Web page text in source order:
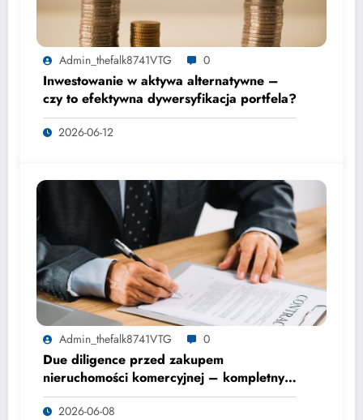
Admin_thefalk8741VTG 0
Inwestowanie w aktywa alternatywne –
czy to efektywna dywersyfikacja portfela?
2026-06-12
Admin_thefalk8741VTG 0
Due diligence przed zakupem
nieruchomości komercyjnej – kompletny
przewodnik
2026-06-08